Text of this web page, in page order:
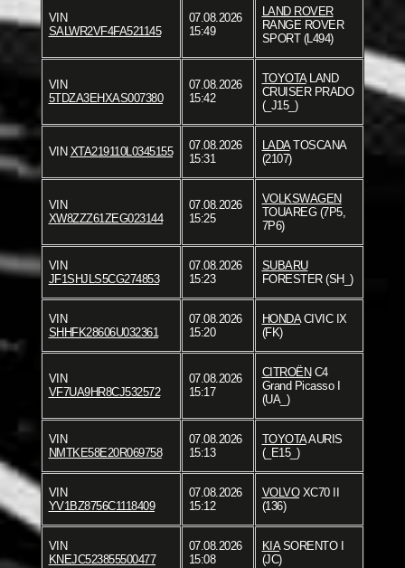
VIN
SALWR2VF4FA521145
07.08.2026
15:49
LAND ROVER
RANGE ROVER
SPORT (L494)
VIN
5TDZA3EHXAS007380
07.08.2026
15:42
TOYOTALAND
CRUISER PRADO
(_J15_)
VIN XTA219110L0345155
07.08.2026
15:31
LADATOSCANA
(2107)
VIN
XW8ZZZ61ZEG023144
07.08.2026
15:25
VOLKSWAGEN
TOUAREG (7P5,
7P6)
VIN
JF1SHJLS5CG274853
07.08.2026
15:23
SUBARU
FORESTER (SH_)
VIN
SHHFK28606U032361
07.08.2026
15:20
HONDACIVIC IX
(FK)
VIN
VF7UA9HR8CJ532572
07.08.2026
15:17
CITROËN C4
Grand Picasso I
(UA_)
VIN
NMTKE58E20R069758
07.08.2026
15:13
TOYOTAAURIS
(_E15_)
VIN
YV1BZ8756C1118409
07.08.2026
15:12
VOLVOXC70 II
(136)
VIN
KNEJC523855500477
07.08.2026
15:08
KIASORENTO I
(JC)